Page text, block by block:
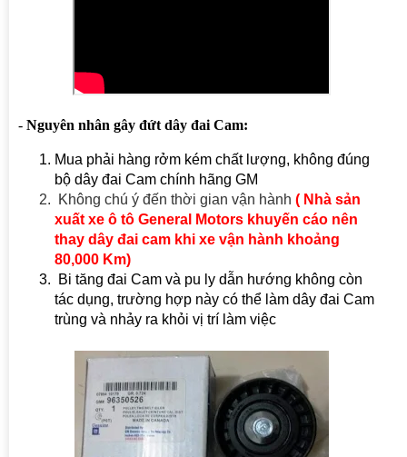
- Nguyên nhân gây đứt dây đai Cam:
Mua phải hàng rởm kém chất lượng, không đúng
bộ dây đai Cam chính hãng GM
Không chú ý đến thời gian vận hành ( Nhà sản
xuất xe ô tô General Motors khuyến cáo nên
thay dây đai cam khi xe vận hành khoảng
80,000 Km)
Bi tăng đai Cam và pu ly dẫn hướng không còn
tác dụng, trường hợp này có thể làm dây đai Cam
trùng và nhảy ra khỏi vị trí làm việc